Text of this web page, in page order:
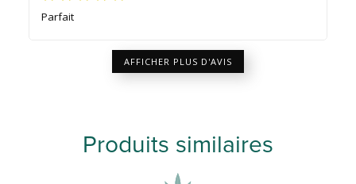
Parfait
AFFICHER PLUS D'AVIS
Produits similaires